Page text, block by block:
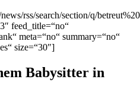
rss/search/section/q/
feed_title=“no“
meta=“no“ summary=“no“
size=“30″]
Babysitter in